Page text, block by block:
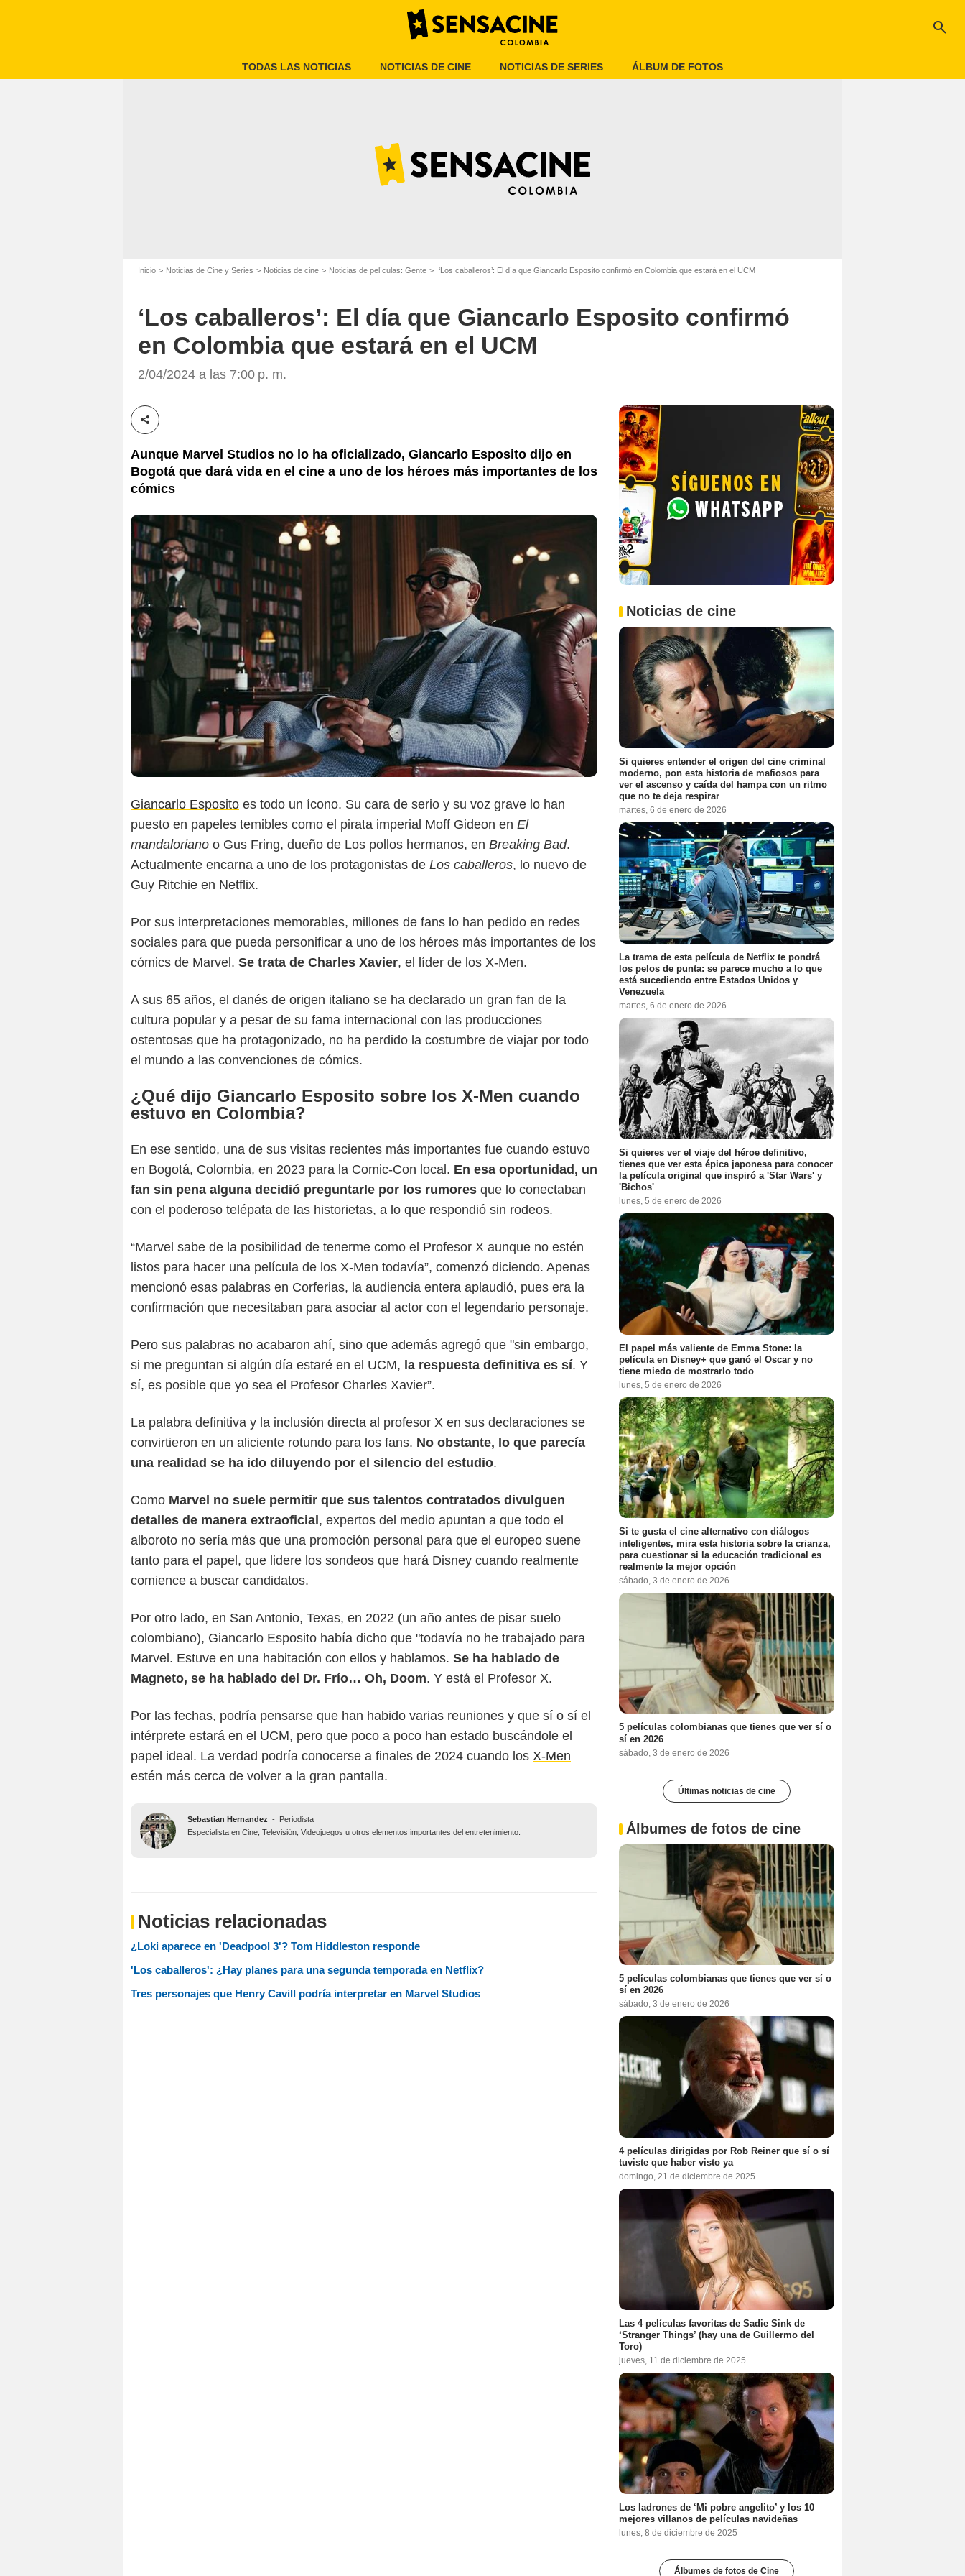
search
TODAS LAS NOTICIAS NOTICIAS DE CINE NOTICIAS DE SERIES ÁLBUM DE FOTOS
Inicio Noticias de Cine y Series Noticias de cine Noticias de películas: Gente ⁠‘Los caballeros’: El día que Giancarlo Esposito confirmó en Colombia que estará en el UCM
⁠‘Los caballeros’: El día que Giancarlo Esposito confirmó
en Colombia que estará en el UCM
2/04/2024 a las 7:00 p. m.
Compartir esta noticia
Aunque Marvel Studios no lo ha oficializado, Giancarlo Esposito dijo en
Bogotá que dará vida en el cine a uno de los héroes más importantes de los
cómics
Giancarlo Esposito es todo un ícono. Su cara de serio y su voz grave lo han
puesto en papeles temibles como el pirata imperial Moff Gideon en El
mandaloriano o Gus Fring, dueño de Los pollos hermanos, en Breaking Bad.
Actualmente encarna a uno de los protagonistas de Los caballeros, lo nuevo de
Guy Ritchie en Netflix.
Por sus interpretaciones memorables, millones de fans lo han pedido en redes
sociales para que pueda personificar a uno de los héroes más importantes de los
cómics de Marvel. Se trata de Charles Xavier, el líder de los X-Men.
A sus 65 años, el danés de origen italiano se ha declarado un gran fan de la
cultura popular y a pesar de su fama internacional con las producciones
ostentosas que ha protagonizado, no ha perdido la costumbre de viajar por todo
el mundo a las convenciones de cómics.
¿Qué dijo Giancarlo Esposito sobre los X-Men cuando
estuvo en Colombia?
En ese sentido, una de sus visitas recientes más importantes fue cuando estuvo
en Bogotá, Colombia, en 2023 para la Comic-Con local. En esa oportunidad, un
fan sin pena alguna decidió preguntarle por los rumores que lo conectaban
con el poderoso telépata de las historietas, a lo que respondió sin rodeos.
“Marvel sabe de la posibilidad de tenerme como el Profesor X aunque no estén
listos para hacer una película de los X-Men todavía”, comenzó diciendo. Apenas
mencionó esas palabras en Corferias, la audiencia entera aplaudió, pues era la
confirmación que necesitaban para asociar al actor con el legendario personaje.
Pero sus palabras no acabaron ahí, sino que además agregó que "sin embargo,
si me preguntan si algún día estaré en el UCM, la respuesta definitiva es sí. Y
sí, es posible que yo sea el Profesor Charles Xavier”.
La palabra definitiva y la inclusión directa al profesor X en sus declaraciones se
convirtieron en un aliciente rotundo para los fans. No obstante, lo que parecía
una realidad se ha ido diluyendo por el silencio del estudio.
Como Marvel no suele permitir que sus talentos contratados divulguen
detalles de manera extraoficial , expertos del medio apuntan a que todo el
alboroto no sería más que una promoción personal para que el europeo suene
tanto para el papel, que lidere los sondeos que hará Disney cuando realmente
comience a buscar candidatos.
Por otro lado, en San Antonio, Texas, en 2022 (un año antes de pisar suelo
colombiano), Giancarlo Esposito había dicho que "todavía no he trabajado para
Marvel. Estuve en una habitación con ellos y hablamos. Se ha hablado de
Magneto, se ha hablado del Dr. Frío… Oh, Doom. Y está el Profesor X.
Por las fechas, podría pensarse que han habido varias reuniones y que sí o sí el
intérprete estará en el UCM, pero que poco a poco han estado buscándole el
papel ideal. La verdad podría conocerse a finales de 2024 cuando los X-Men
estén más cerca de volver a la gran pantalla.
Sebastian Hernandez -
Periodista
Especialista en Cine, Televisión, Videojuegos u otros elementos importantes del entretenimiento.
Noticias relacionadas
¿Loki aparece en 'Deadpool 3'? Tom Hiddleston responde
'Los caballeros': ¿Hay planes para una segunda temporada en Netflix?
Tres personajes que Henry Cavill podría interpretar en Marvel Studios
Noticias de cine
Si quieres entender el origen del cine criminal
moderno, pon esta historia de mafiosos para
ver el ascenso y caída del hampa con un ritmo
que no te deja respirar
martes, 6 de enero de 2026
La trama de esta película de Netflix te pondrá
los pelos de punta: se parece mucho a lo que
está sucediendo entre Estados Unidos y
Venezuela
martes, 6 de enero de 2026
Si quieres ver el viaje del héroe definitivo,
tienes que ver esta épica japonesa para conocer
la película original que inspiró a 'Star Wars' y
'Bichos'
lunes, 5 de enero de 2026
El papel más valiente de Emma Stone: la
película en Disney+ que ganó el Oscar y no
tiene miedo de mostrarlo todo
lunes, 5 de enero de 2026
Si te gusta el cine alternativo con diálogos
inteligentes, mira esta historia sobre la crianza,
para cuestionar si la educación tradicional es
realmente la mejor opción
sábado, 3 de enero de 2026
5 películas colombianas que tienes que ver sí o
sí en 2026
sábado, 3 de enero de 2026
Últimas noticias de cine
Álbumes de fotos de cine
5 películas colombianas que tienes que ver sí o
sí en 2026
sábado, 3 de enero de 2026
4 películas dirigidas por Rob Reiner que sí o sí
tuviste que haber visto ya
domingo, 21 de diciembre de 2025
Las 4 películas favoritas de Sadie Sink de
‘Stranger Things’ (hay una de Guillermo del
Toro)
jueves, 11 de diciembre de 2025
Los ladrones de ‘Mi pobre angelito’ y los 10
mejores villanos de películas navideñas
lunes, 8 de diciembre de 2025
Álbumes de fotos de Cine